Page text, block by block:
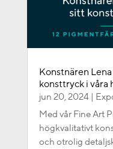
Konstnären
konsttryck i våra
jun 20, 2024|
Med vår Fine Art
högkvalitativt
och otrolig